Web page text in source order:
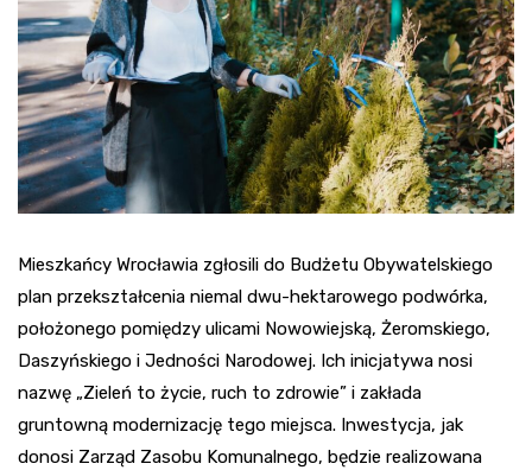
Mieszkańcy Wrocławia zgłosili do Budżetu Obywatelskiego
plan przekształcenia niemal dwu-hektarowego podwórka,
położonego pomiędzy ulicami Nowowiejską, Żeromskiego,
Daszyńskiego i Jedności Narodowej. Ich inicjatywa nosi
nazwę „Zieleń to życie, ruch to zdrowie” i zakłada
gruntowną modernizację tego miejsca. Inwestycja, jak
donosi Zarząd Zasobu Komunalnego, będzie realizowana